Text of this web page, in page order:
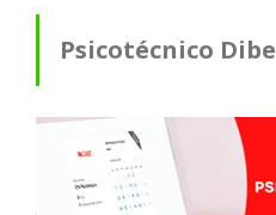
Psicotécnico Dibe